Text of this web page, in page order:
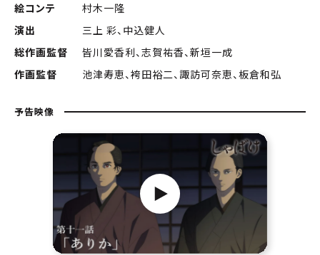
絵コンテ
村木一隆
演出
三上 彩、中込健人
総作画監督
皆川愛香利、志賀祐香、新垣一成
作画監督
池津寿恵、袴田裕二、諏訪可奈恵、板倉和弘
予告映像